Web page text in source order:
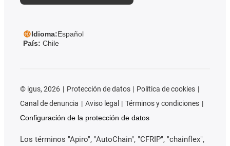
Idioma:Español
País: Chile
© igus, 2026 Protección de datos
Política de cookies
Canal de denuncia
Aviso legal
Términos y condiciones
Configuración de la protección de datos
Los términos "Apiro", "AutoChain", "CFRIP", "chainflex",